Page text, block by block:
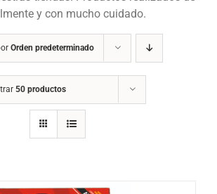
y con mucho cuidado.
Orden predeterminado
50 productos